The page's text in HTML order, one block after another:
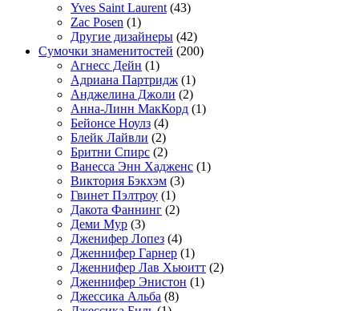
Yves Saint Laurent (43)
Zac Posen (1)
Другие дизайнеры (42)
Сумочки знаменитостей (200)
Агнесс Дейн (1)
Адриана Партридж (1)
Анджелина Джоли (2)
Анна-Линн МакКорд (1)
Бейонсе Ноулз (4)
Блейк Лайвли (2)
Бритни Спирс (2)
Ванесса Энн Хадженс (1)
Виктория Бэкхэм (3)
Гвинет Пэлтроу (1)
Дакота Фаннинг (2)
Деми Мур (3)
Дженифер Лопез (4)
Дженнифер Гарнер (1)
Дженнифер Лав Хьюитт (2)
Дженнифер Энистон (1)
Джессика Альба (8)